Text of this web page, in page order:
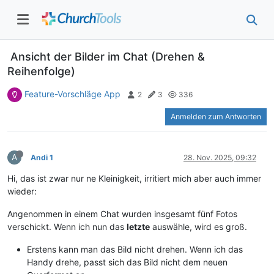
Ansicht der Bilder im Chat (Drehen &
Reihenfolge)
Feature-Vorschläge App 2 3 336
Anmelden zum Antworten
A Andi 1 28. Nov. 2025, 09:32
Hi, das ist zwar nur ne Kleinigkeit, irritiert mich aber auch immer
wieder:
Angenommen in einem Chat wurden insgesamt fünf Fotos
verschickt. Wenn ich nun das letzte auswähle, wird es groß.
Erstens kann man das Bild nicht drehen. Wenn ich das
Handy drehe, passt sich das Bild nicht dem neuen